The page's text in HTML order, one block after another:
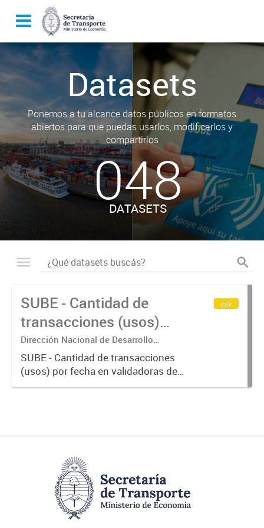
Datasets
Ponemos a tu alcance datos públicos en formatos
abiertos para que puedas usarlos, modificarlos y
compartirlos
048
DATASETS
SUBE - Cantidad de
transacciones (usos)
por fecha
Dirección Nacional de Desarrollo
Tecnológico - Ministerio de Transporte.
SUBE - Cantidad de transacciones
(usos) por fecha en validadoras de
la red SUBE.
csv